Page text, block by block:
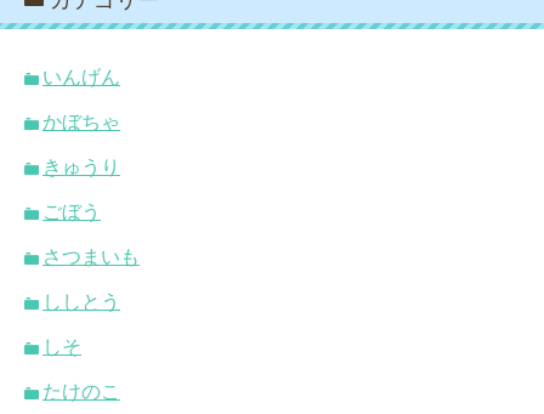
いんげん
かぼちゃ
きゅうり
ごぼう
さつまいも
ししとう
しそ
たけのこ